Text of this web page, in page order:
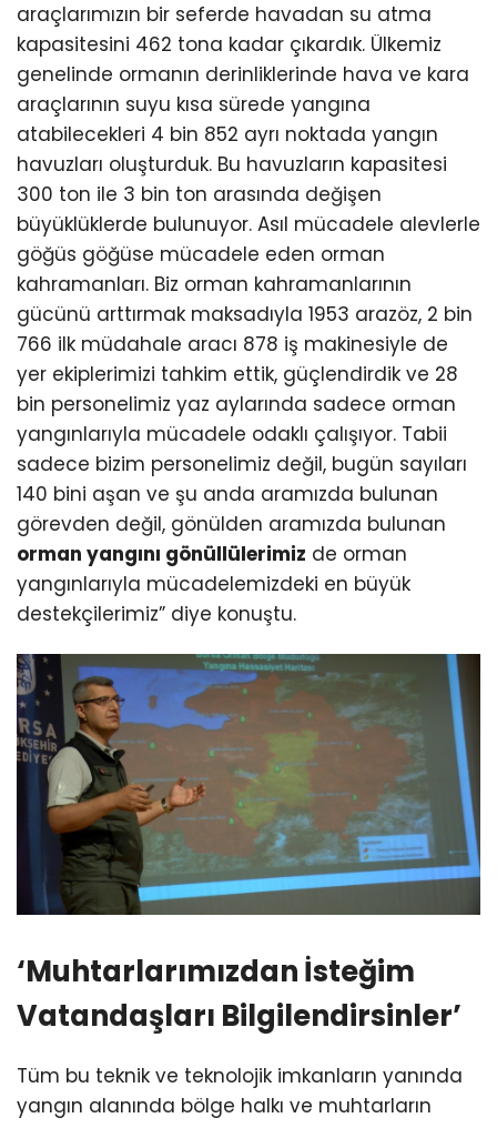
araçlarımızın bir seferde havadan su atma
kapasitesini 462 tona kadar çıkardık. Ülkemiz
genelinde ormanın derinliklerinde hava ve kara
araçlarının suyu kısa sürede yangına
atabilecekleri 4 bin 852 ayrı noktada yangın
havuzları oluşturduk. Bu havuzların kapasitesi
300 ton ile 3 bin ton arasında değişen
büyüklüklerde bulunuyor. Asıl mücadele alevlerle
göğüs göğüse mücadele eden orman
kahramanları. Biz orman kahramanlarının
gücünü arttırmak maksadıyla 1953 arazöz, 2 bin
766 ilk müdahale aracı 878 iş makinesiyle de
yer ekiplerimizi tahkim ettik, güçlendirdik ve 28
bin personelimiz yaz aylarında sadece orman
yangınlarıyla mücadele odaklı çalışıyor. Tabii
sadece bizim personelimiz değil, bugün sayıları
140 bini aşan ve şu anda aramızda bulunan
görevden değil, gönülden aramızda bulunan
orman yangını gönüllülerimiz de orman
yangınlarıyla mücadelemizdeki en büyük
destekçilerimiz” diye konuştu.
‘Muhtarlarımızdan İsteğim
Vatandaşları Bilgilendirsinler’
Tüm bu teknik ve teknolojik imkanların yanında
yangın alanında bölge halkı ve muhtarların